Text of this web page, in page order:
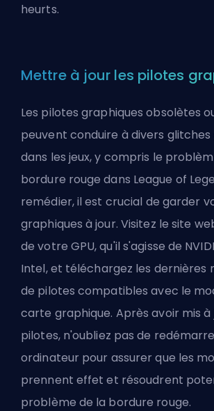
heurts.
Mettre à jour les pilotes
Les pilotes graphiques obsolètes
peuvent conduire à divers glitches
dans les jeux, y compris le
bordure rouge dans League of
remédier, il est crucial de garder
graphiques à jour. Visitez le site
de votre GPU, qu'il s'agisse de
Intel, et téléchargez les dernières
de pilotes compatibles avec le
carte graphique. Après avoir mis à
pilotes, n'oubliez pas de
ordinateur pour assurer que les
prennent effet et résoudrent
problème de la bordure rouge.